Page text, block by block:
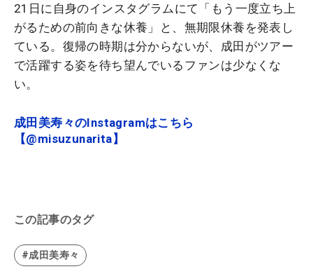
21日に自身のインスタグラムにて「もう一度立ち上
がるための前向きな休養」と、 無期限休養 を発表し
ている。復帰の時期は分からないが、成田がツアー
で活躍する姿を待ち望んでいるファンは少なくな
い。
成田美寿々のInstagramはこちら
【@misuzunarita】
この記事のタグ
#成田美寿々